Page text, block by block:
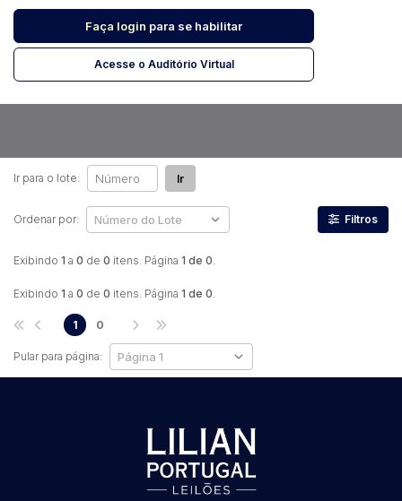
Pesquisar
Faça login para se habilitar
Acesse o Auditório Virtual
Habilite-se para efetuar lances ou
Exibindo 1 a 0 de 0 itens. Página 1 de 0.
Ir para o lote: Ir
Ordenar por: Filtros
Exibindo 1 a 0 de 0 itens. Página 1 de 0.
Pular para página:
1 0